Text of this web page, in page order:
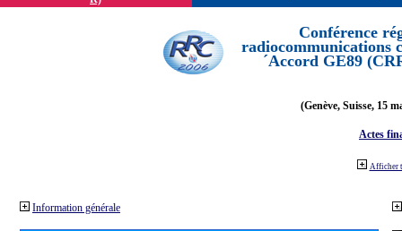
Conférence
radiocommunications
´Accord GE89
(Genève, Suisse, 15
Actes
Afficher
Information générale